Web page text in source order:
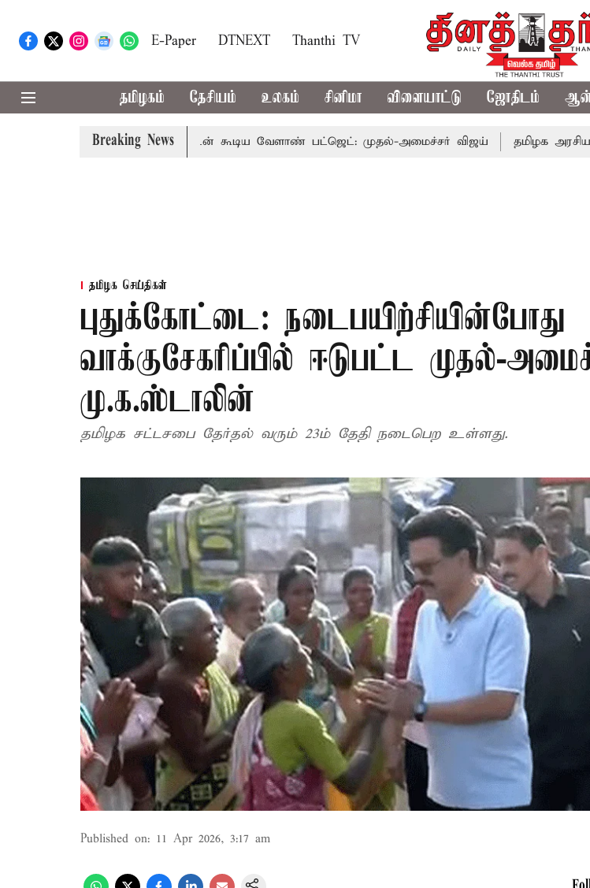
E-Paper DTNEXT Thanthi TV
தமிழகம் தேசியம் உலகம் சினிமா விளையாட்டு ஜோதிடம்
Breaking News
தொலைநோக்கு பார்வையுடன் கூடிய வேளாண் பட்ஜெட்: முதல்-அமைச்சர் விஜய் தமிழக அரசியலில்
தமிழக செய்திகள்
புதுக்கோட்டை: நடைபயிற்சியின்போது
வாக்குசேகரிப்பில் ஈடுபட்ட முதல்-
மு.க.ஸ்டாலின்
தமிழக சட்டசபை தேர்தல் வரும் 23ம் தேதி நடைபெற உள்ளது.
Published on: 11 Apr 2026, 3:17 am